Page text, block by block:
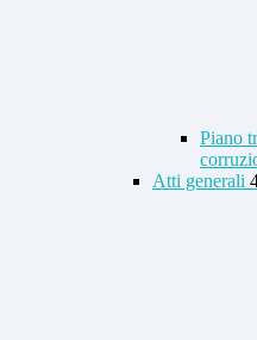
Piano
Atti generali